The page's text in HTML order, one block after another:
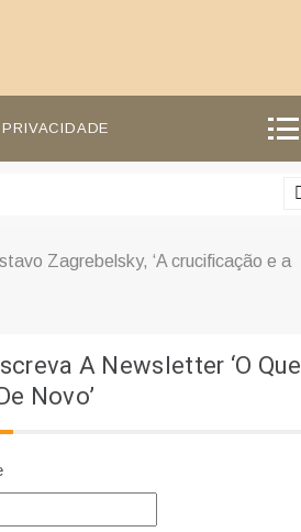
Zagrebelsky, ‘A crucificação e a
A Newsletter ‘O Que
Novo’